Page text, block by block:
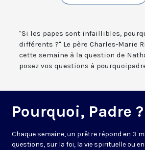
"Si les papes sont infaillibles,
différents ?" Le père Charles-Marie
cette semaine à la question de
posez vos questions à
Pourquoi, Padre ?
Chaque semaine, un prêtre répond en 3
questions, sur la foi, la vie spirituelle ou